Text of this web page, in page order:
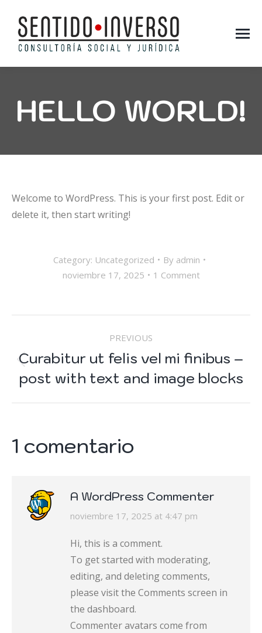
HELLO WORLD!
Welcome to WordPress. This is your first post. Edit or
delete it, then start writing!
Category: Uncategorized By admin
noviembre 17, 2025
1 Comment
NAVIGATION
PREVIOUS
Previous
post:
Curabitur ut felis vel mi finibus –
post with text and image blocks
1 comentario
A WordPress Commenter
says:
noviembre 17, 2025 at 4:47 pm
Hi, this is a comment.
To get started with moderating,
editing, and deleting comments,
please visit the Comments screen in
the dashboard.
Commenter avatars come from